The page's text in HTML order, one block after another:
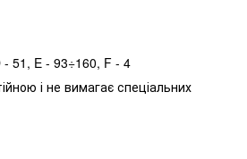
51, E - 93÷160, F - 4
і не вимагає спеціальних